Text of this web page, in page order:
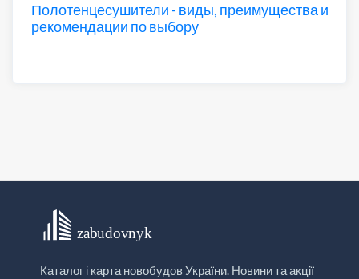
Полотенцесушители - виды, преимущества и
рекомендации по выбору
Каталог і карта новобудов України. Новини та акції